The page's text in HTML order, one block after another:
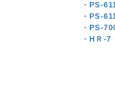
・ PS-
・ PS-
・ PS-
・ HＲ-7